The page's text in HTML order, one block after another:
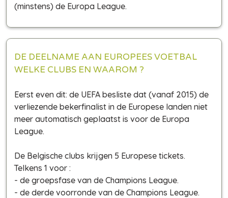
(minstens) de Europa League.
DE DEELNAME AAN EUROPEES VOETBAL
WELKE CLUBS EN WAAROM ?
Eerst even dit: de UEFA besliste dat (vanaf 2015) de
verliezende bekerfinalist in de Europese landen niet
meer automatisch geplaatst is voor de Europa
League.
De Belgische clubs krijgen 5 Europese tickets.
Telkens 1 voor :
- de groepsfase van de Champions League.
- de derde voorronde van de Champions League.